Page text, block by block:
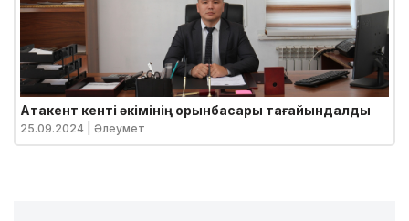
Атакент кенті әкімінің орынбасары тағайындалды
25.09.2024 | Әлеумет